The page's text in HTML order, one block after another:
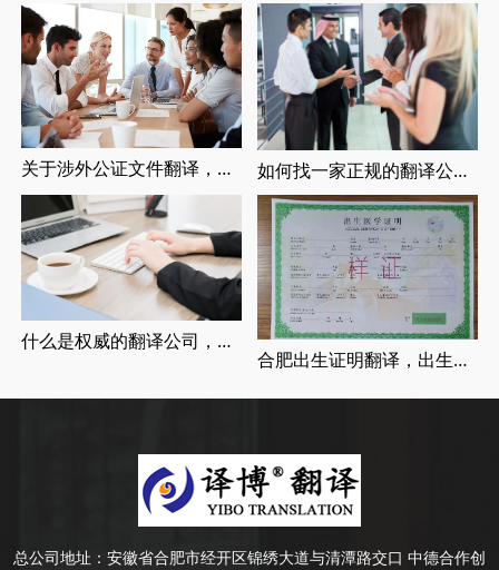
关于涉外公证文件翻译，涉外婚姻登记，留学翻译介绍 如何找一家正规的翻译公司，找正规翻译公司有哪些要求
什么是权威的翻译公司，正规翻译公司介绍
合肥出生证明翻译，出生证明翻译认证流程
总公司地址： 安徽省合肥市经开区锦绣大道与清潭路交口 中德合作创